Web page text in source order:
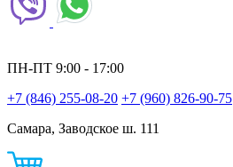
ПН-ПТ 9:00 - 17:00
+7 (846) 255-08-20 +7 (960) 826-90-75
Самара, Заводское ш. 111